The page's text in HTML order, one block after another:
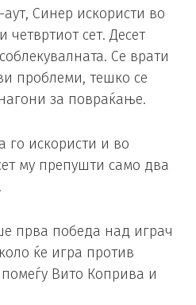
Синер искористи во
четвртиот сет. Десет
Се врати
проблеми, тешко се
за повраќање.
го искористи и во
му препушти само два
прва победа над играч
ќе игра против
Вито Коприва и